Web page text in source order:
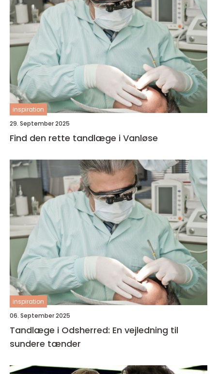
inspiration
29. September 2025
Find den rette tandlæge i Vanløse
inspiration
06. September 2025
Tandlæge i Odsherred: En vejledning til
sundere tænder